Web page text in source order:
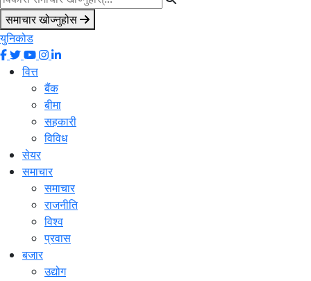
समाचार खोज्नुहोस
युनिकोड
वित्त
बैंक
बीमा
सहकारी
विविध
सेयर
समाचार
समाचार
राजनीति
विश्व
प्रवास
बजार
उद्योग